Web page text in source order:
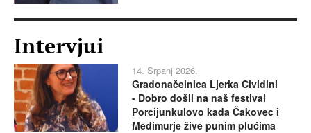
Intervjui
14. Srpanj 2026.
Gradonačelnica Ljerka Cividini
- Dobro došli na naš festival
Porcijunkulovo kada Čakovec i
Međimurje žive punim plućima